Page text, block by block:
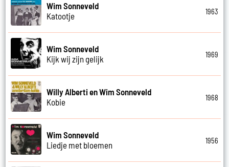
Wim Sonneveld
Katootje
1963
Wim Sonneveld
Kijk wij zijn gelijk
1969
Willy Alberti en Wim Sonneveld
Kobie
1968
Wim Sonneveld
Liedje met bloemen
1956